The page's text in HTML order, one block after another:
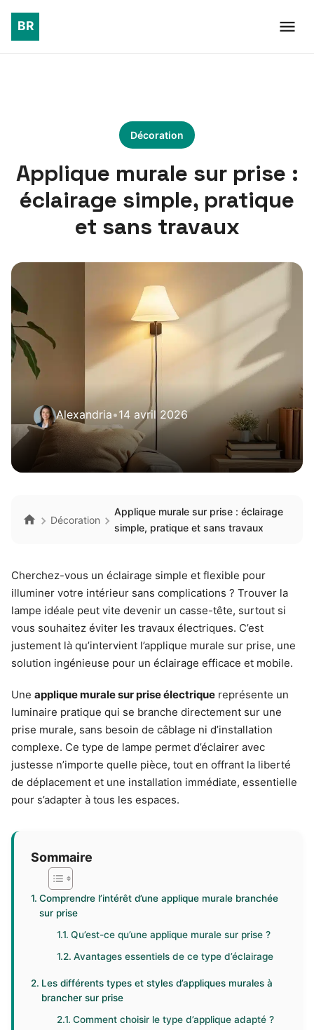
Décoration
Applique murale sur prise :
éclairage simple, pratique
et sans travaux
Alexandria•14 avril 2026
Décoration
Applique murale sur prise : éclairage
simple, pratique et sans travaux
Cherchez-vous un éclairage simple et flexible pour
illuminer votre intérieur sans complications ? Trouver la
lampe idéale peut vite devenir un casse-tête, surtout si
vous souhaitez éviter les travaux électriques. C’est
justement là qu’intervient l’applique murale sur prise, une
solution ingénieuse pour un éclairage efficace et mobile.
Une applique murale sur prise électrique représente un
luminaire pratique qui se branche directement sur une
prise murale, sans besoin de câblage ni d’installation
complexe. Ce type de lampe permet d’éclairer avec
justesse n’importe quelle pièce, tout en offrant la liberté
de déplacement et une installation immédiate, essentielle
pour s’adapter à tous les espaces.
Sommaire
Comprendre l’intérêt d’une applique murale branchée
sur prise
Qu’est-ce qu’une applique murale sur prise ?
Avantages essentiels de ce type d’éclairage
Les différents types et styles d’appliques murales à
brancher sur prise
Comment choisir le type d’applique adapté ?